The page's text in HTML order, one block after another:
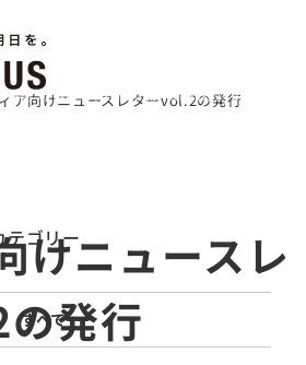
事業内容 サステナビリティ お知らせ IR情報 医療関係者の皆様へ 採用情報
ア向けニュースレターvol.2の発行
けニュースレ
発行
テゴリー
すべて